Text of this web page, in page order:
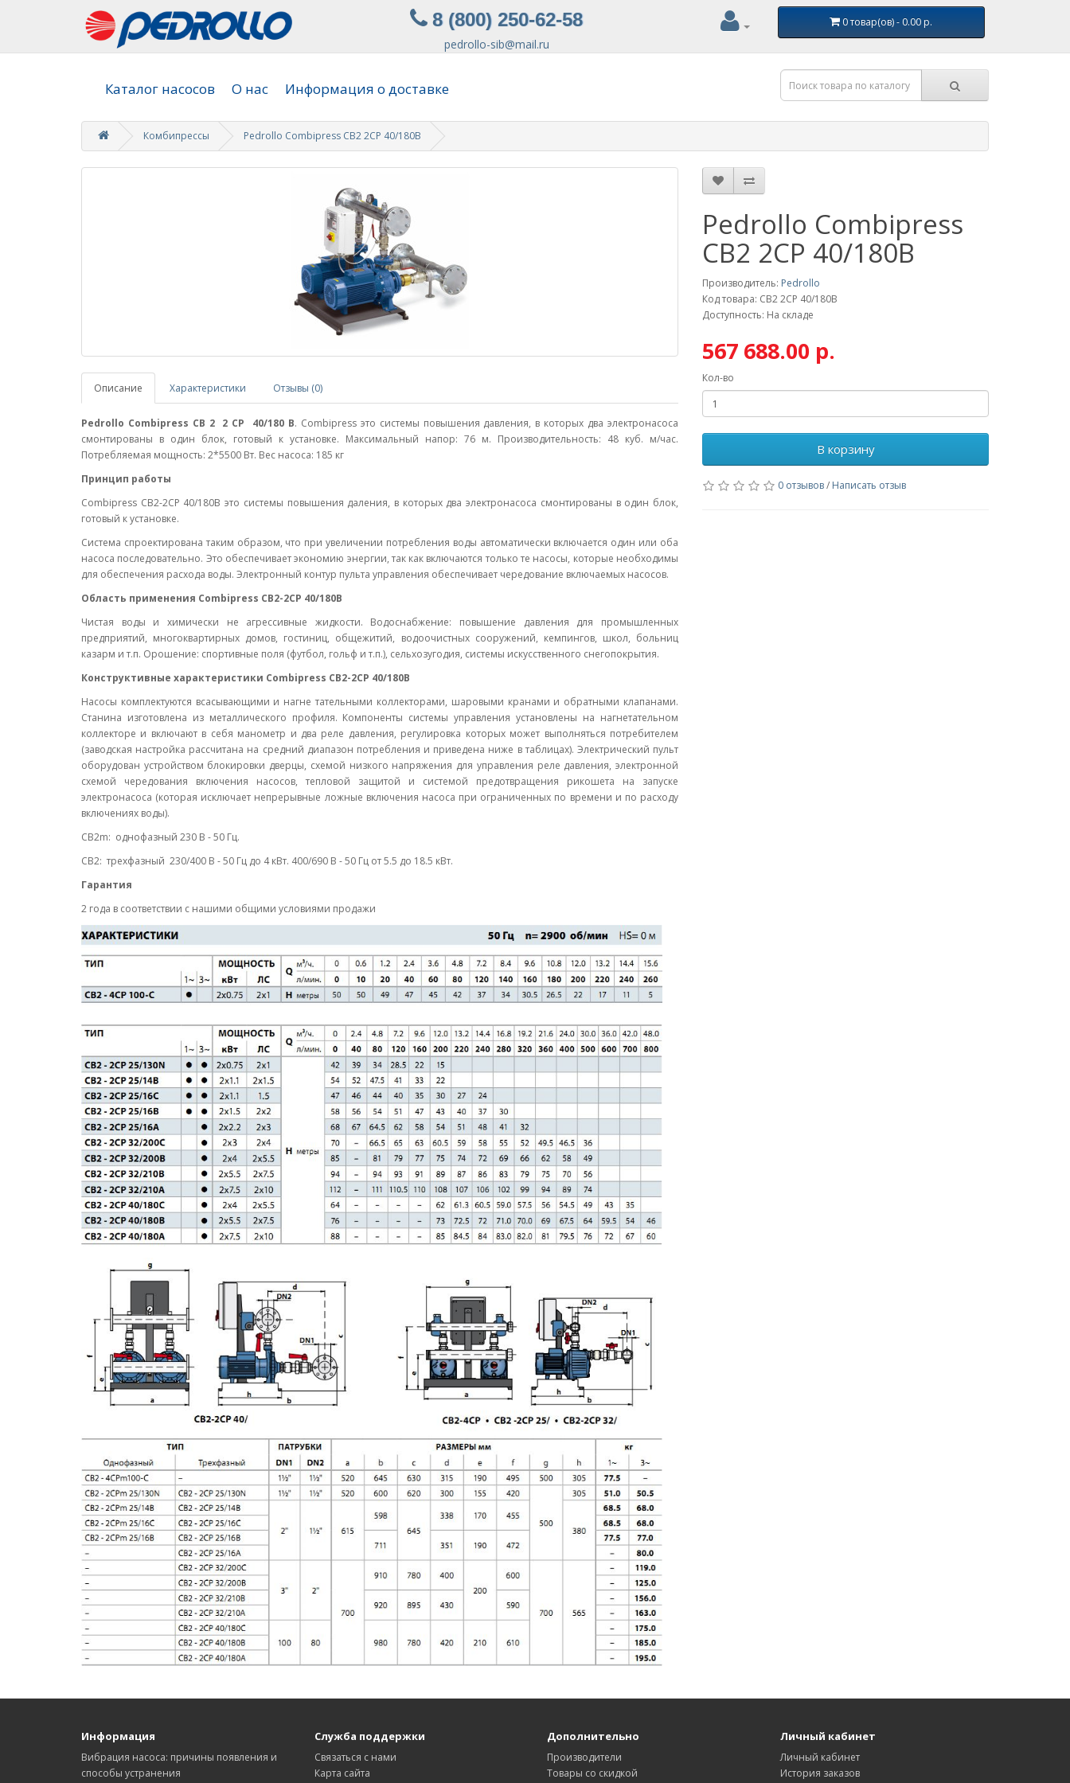
8 (800) 250-62-58
pedrollo-sib@mail.ru
0 товар(ов) - 0.00 р.
Каталог насосов О нас Информация о доставке
Комбипрессы Pedrollo Combipress CB2 2CP 40/180B
Описание Характеристики Отзывы (0)
Pedrollo Combipress CB 2 2 CP 40/180 B. Combipress это системы повышения давления, в которых два электронасоса
смонтированы в один блок, готовый к установке. Максимальный напор: 76 м. Производительность: 48 куб. м/час.
Потребляемая мощность: 2*5500 Вт. Вес насоса: 185 кг
Принцип работы
Combipress CB2-2CP 40/180B это системы повышения даления, в которых два электронасоса смонтированы в один блок,
готовый к установке.
Система спроектирована таким образом, что при увеличении потребления воды автоматически включается один или оба
насоса последовательно. Это обеспечивает экономию энергии, так как включаются только те насосы, которые необходимы
для обеспечения расхода воды. Электронный контур пульта управления обеспечивает чередование включаемых насосов.
Область применения Combipress CB2-2CP 40/180B
Чистая воды и химически не агрессивные жидкости. Водоснабжение: повышение давления для промышленных
предприятий, многоквартирных домов, гостиниц, общежитий, водоочистных сооружений, кемпингов, школ, больниц
казарм и т.п. Орошение: спортивные поля (футбол, гольф и т.п.), сельхозугодия, системы искусственного снегопокрытия.
Конструктивные характеристики Combipress CB2-2CP 40/180B
Насосы комплектуются всасывающими и нагне тательными коллекторами, шаровыми кранами и обратными клапанами.
Станина изготовлена из металлического профиля. Компоненты системы управления установлены на нагнетательном
коллекторе и включают в себя манометр и два реле давления, регулировка которых может выполняться потребителем
(заводская настройка рассчитана на средний диапазон потребления и приведена ниже в таблицах). Электрический пульт
оборудован устройством блокировки дверцы, схемой низкого напряжения для управления реле давления, электронной
схемой чередования включения насосов, тепловой защитой и системой предотвращения рикошета на запуске
электронасоса (которая исключает непрерывные ложные включения насоса при ограниченных по времени и по расходу
включениях воды).
CB2m: однофазный 230 В - 50 Гц.
CB2: трехфазный 230/400 В - 50 Гц до 4 кВт. 400/690 В - 50 Гц от 5.5 до 18.5 кВт.
Гарантия
2 года в соответствии с нашими общими условиями продажи
Pedrollo Combipress
CB2 2CP 40/180B
Производитель: Pedrollo
Код товара: CB2 2CP 40/180B
Доступность: На складе
567 688.00 р.
Кол-во
В корзину
0 отзывов/ Написать отзыв
Информация
Вибрация насоса: причины появления и
способы устранения
Служба поддержки
Связаться с нами
Карта сайта
Дополнительно
Производители
Товары со скидкой
Личный кабинет
Личный кабинет
История заказов